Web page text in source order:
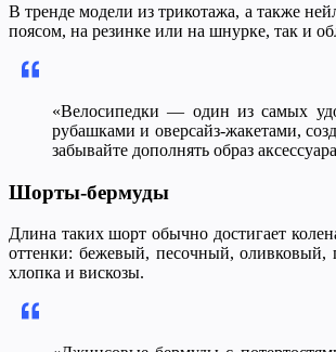
В тренде модели из трикотажа, а также
поясом, на резинке или на шнурке, так и
«Велосипедки — один из самых
рубашками и оверсайз-жакетами,
забывайте дополнять образ
Шорты-бермуды
Длина таких шорт обычно достигает
оттенки: бежевый, песочный, оливковый,
хлопка и вискозы.